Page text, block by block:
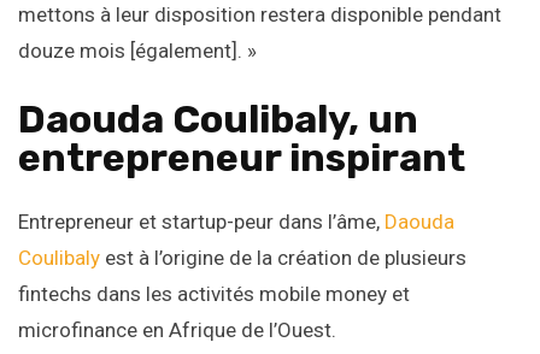
mettons à leur disposition restera disponible pendant
douze mois [également]. »
Daouda Coulibaly, un
entrepreneur inspirant
Entrepreneur et startup-peur dans l’âme, Daouda
Coulibaly est à l’origine de la création de plusieurs
fintechs dans les activités mobile money et
microfinance en Afrique de l’Ouest.